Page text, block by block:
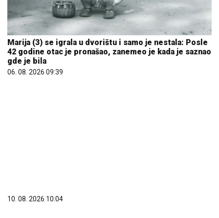
Marija (3) se igrala u dvorištu i samo je nestala: Posle
42 godine otac je pronašao, zanemeo je kada je saznao
gde je bila
06. 08. 2026 09:39
10. 08. 2026 10:04